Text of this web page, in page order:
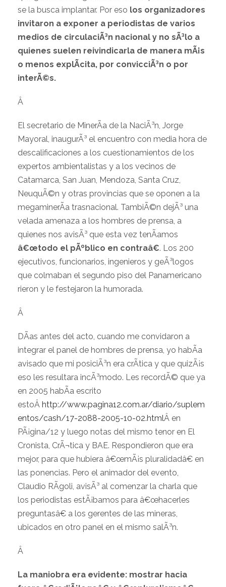
se la busca implantar. Por eso los organizadores
invitaron a exponer a periodistas de varios
medios de circulaciÃ³n nacional y no sÃ³lo a
quienes suelen reivindicarla de manera mÃ¡s
o menos explÃ­cita, por convicciÃ³n o por
interÃ©s.
Â
El secretario de MinerÃ­a de la NaciÃ³n, Jorge
Mayoral, inaugurÃ³ el encuentro con media hora de
descalificaciones a los cuestionamientos de los
expertos ambientalistas y a los vecinos de
Catamarca, San Juan, Mendoza, Santa Cruz,
NeuquÃ©n y otras provincias que se oponen a la
megaminerÃ­a trasnacional. TambiÃ©n dejÃ³ una
velada amenaza a los hombres de prensa, a
quienes nos avisÃ³ que esta vez tenÃ­amos
â€œtodo el pÃºblico en contraâ€. Los 200
ejecutivos, funcionarios, ingenieros y geÃ³logos
que colmaban el segundo piso del Panamericano
rieron y le festejaron la humorada.
Â
DÃ­as antes del acto, cuando me convidaron a
integrar el panel de hombres de prensa, yo habÃ­a
avisado que mi posiciÃ³n era crÃ­tica y que quizÃ¡s
eso les resultara incÃ³modo. Les recordÃ© que ya
en 2005 habÃ­a escrito
estoÂ http://www.pagina12.com.ar/diario/suplem
entos/cash/17-2088-2005-10-02.htmlÂ en
PÃ¡gina/12 y luego notas del mismo tenor en El
Cronista, CrÃ¬tica y BAE. Respondieron que era
mejor, para que hubiera â€œmÃ¡s pluralidadâ€ en
las ponencias. Pero el animador del evento,
Claudio RÃ­goli, avisÃ³ al comenzar la charla que
los periodistas estÃ¡bamos para â€œhacerles
preguntasâ€ a los gerentes de las mineras,
ubicados en otro panel en el mismo salÃ³n.
Â
La maniobra era evidente: mostrar hacia